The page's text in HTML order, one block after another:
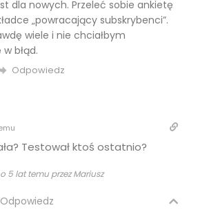
dla nowych. Przeleć sobie ankietę
„powracający subskrybenci”.
wiele i nie chciałbym
błąd.
Odpowiedz
Testował ktoś ostatnio?
5 lat temu przez Mariusz
Odpowiedz